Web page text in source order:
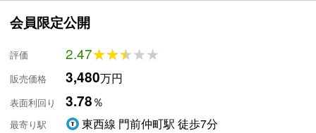
会員限定公開
評価 2.47★★★★★
★★★★★
販売価格 3,480万円
表面利回り 3.78％
最寄り駅 東西線 門前仲町駅 徒歩7分